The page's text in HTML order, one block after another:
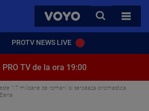
VOYO
CAUTA
TOATE
PROTV NEWS LIVE
TV de la ora 19:00
1,7 milioane de romani isi serbeaza onomastica